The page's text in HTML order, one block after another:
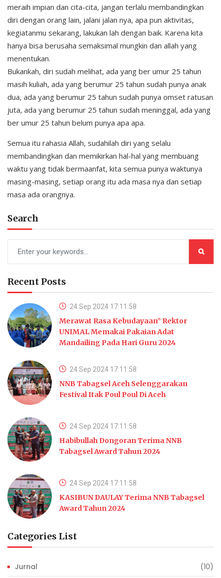
meraih impian dan cita-cita, jangan terlalu membandingkan
diri dengan orang lain, jalani jalan nya, apa pun aktivitas,
kegiatanmu sekarang, lakukan lah dengan baik. Karena kita
hanya bisa berusaha semaksimal mungkin dan allah yang
menentukan.
Bukankah, diri sudah melihat, ada yang ber umur 25 tahun
masih kuliah, ada yang berumur 25 tahun sudah punya anak
dua, ada yang berumur 25 tahun sudah punya omset ratusan
juta, ada yang berumur 25 tahun sudah meninggal, ada yang
ber umur 25 tahun belum punya apa apa.
Semua itu rahasia Allah, sudahilah diri yang selalu
membandingkan dan memikirkan hal-hal yang membuang
waktu yang tidak bermaanfat, kita semua punya waktunya
masing-masing, setiap orang itu ada masa nya dan setiap
masa ada orangnya.
Search
Recent Posts
24 Sep 2024 17:11:58
Merawat Rasa Kebudayaan” Rektor
UNIMAL Memakai Pakaian Adat
Mandailing Pada Hari Guru 2024
24 Sep 2024 17:11:58
NNB Tabagsel Aceh Selenggarakan
Festival Itak Poul Poul Di Aceh
24 Sep 2024 17:11:58
Habibullah Dongoran Terima NNB
Tabagsel Award Tahun 2024
24 Sep 2024 17:11:58
KASIBUN DAULAY Terima NNB Tabagsel
Award Tahun 2024
Categories List
Jurnal
(10)